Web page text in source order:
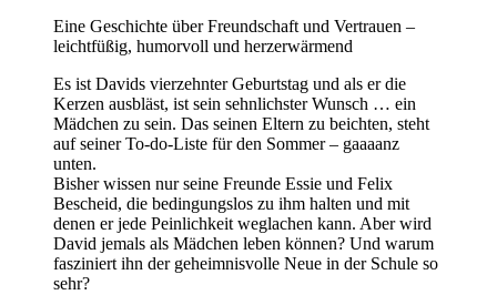
Eine Geschichte über Freundschaft und Vertrauen –
leichtfüßig, humorvoll und herzerwärmend
Es ist Davids vierzehnter Geburtstag und als er die
Kerzen ausbläst, ist sein sehnlichster Wunsch … ein
Mädchen zu sein. Das seinen Eltern zu beichten, steht
auf seiner To-do-Liste für den Sommer – gaaaanz
unten.
Bisher wissen nur seine Freunde Essie und Felix
Bescheid, die bedingungslos zu ihm halten und mit
denen er jede Peinlichkeit weglachen kann. Aber wird
David jemals als Mädchen leben können? Und warum
fasziniert ihn der geheimnisvolle Neue in der Schule so
sehr?